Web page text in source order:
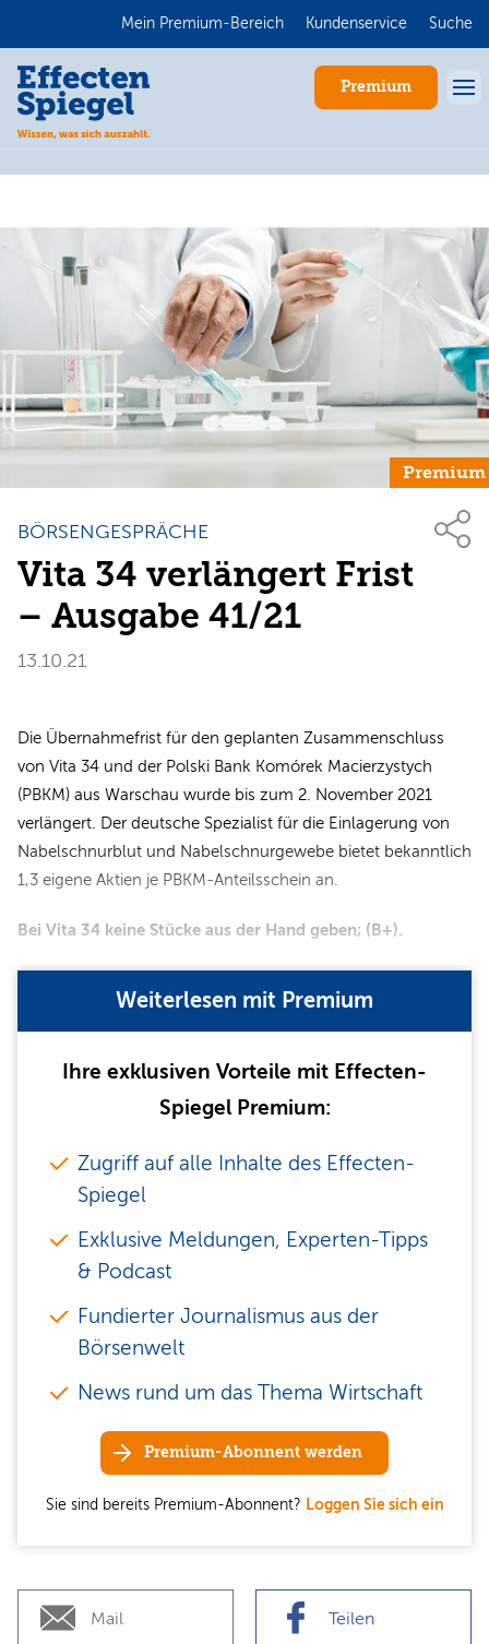
Mein Premium-Bereich Kundenservice Suche
Premium
Premium
BÖRSENGESPRÄCHE
Vita 34 verlängert Frist
– Ausgabe 41/21
13.10.21
Die Übernahmefrist für den geplanten Zusammenschluss
von Vita 34 und der Polski Bank Komórek Macierzystych
(PBKM) aus Warschau wurde bis zum 2. November 2021
verlängert. Der deutsche Spezialist für die Einlagerung von
Nabelschnurblut und Nabelschnurgewebe bietet bekanntlich
1,3 eigene Aktien je PBKM-Anteilsschein an.
Bei Vita 34 keine Stücke aus der Hand geben; (B+).
Weiterlesen mit Premium
Ihre exklusiven Vorteile mit Effecten-
Spiegel Premium:
Zugriff auf alle Inhalte des Effecten-
Spiegel
Exklusive Meldungen, Experten-Tipps
& Podcast
Fundierter Journalismus aus der
Börsenwelt
News rund um das Thema Wirtschaft
Premium-Abonnent werden
Sie sind bereits Premium-Abonnent? Loggen Sie sich ein
Mail Teilen
Anmelden